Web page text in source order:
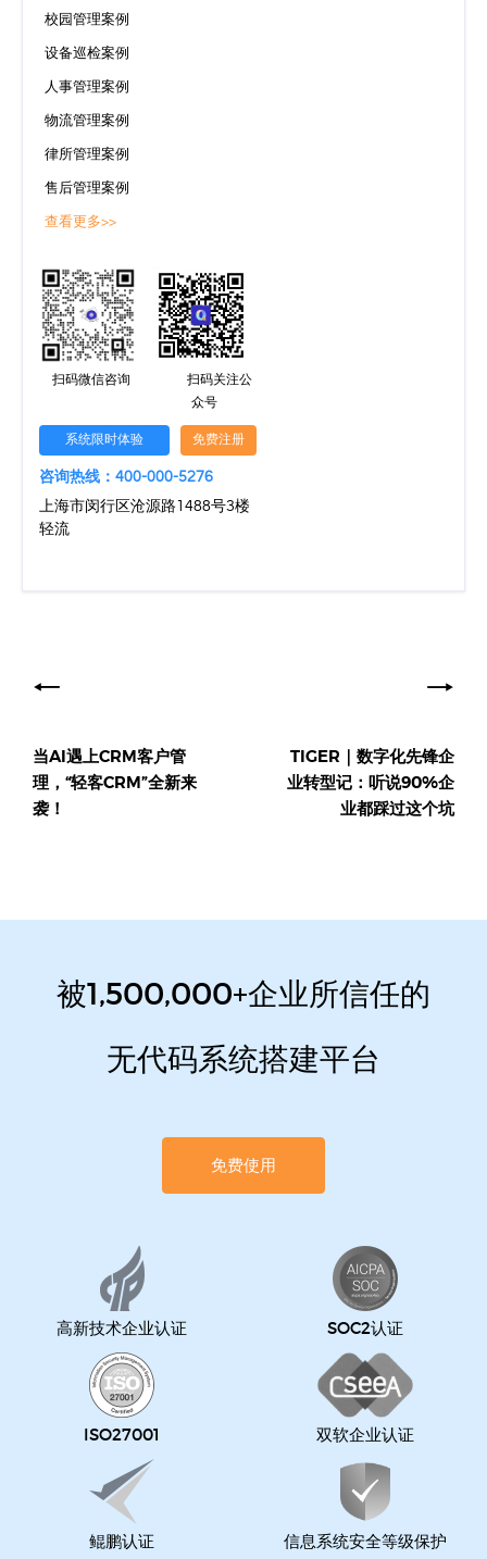
校园管理案例
设备巡检案例
人事管理案例
物流管理案例
律所管理案例
售后管理案例
查看更多>>
扫码微信咨询
扫码关注公
众号
系统限时体验 免费注册
咨询热线：400-000-5276
上海市闵行区沧源路1488号3楼
轻流
章
航当AI遇上CRM客户管
理，“轻客CRM”全新来
袭！
TIGER｜数字化先锋企
业转型记：听说90%企
业都踩过这个坑
被1,500,000+企业所信任的
无代码系统搭建平台
免费使用
高新技术企业认证 SOC2认证
ISO27001 双软企业认证
鲲鹏认证 信息系统安全等级保护